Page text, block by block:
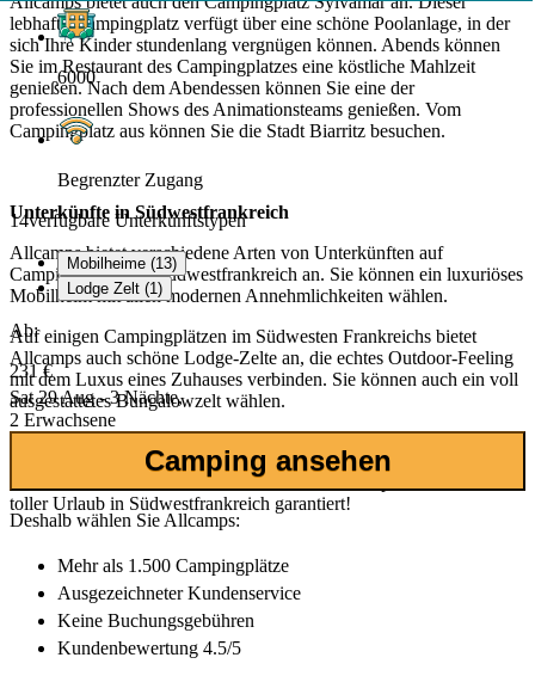
lebhafte Campingplatz verfügt über eine schöne Poolanlage, in der
sich Ihre Kinder stundenlang vergnügen können. Abends können
Sie im Restaurant des Campingplatzes eine köstliche Mahlzeit
genießen. Nach dem Abendessen können Sie eine der
professionellen Shows des Animationsteams genießen. Vom
Campingplatz aus können Sie die Stadt Biarritz besuchen.
Unterkünfte in Südwestfrankreich
Allcamps bietet verschiedene Arten von Unterkünften auf
Campingplätzen in Südwestfrankreich an. Sie können ein luxuriöses
Mobilheim mit allen modernen Annehmlichkeiten wählen.
Auf einigen Campingplätzen im Südwesten Frankreichs bietet
Allcamps auch schöne Lodge-Zelte an, die echtes Outdoor-Feeling
mit dem Luxus eines Zuhauses verbinden. Sie können auch ein voll
ausgestattetes Bungalowzelt wählen.
Wie auch immer Sie sich entscheiden, mit Allcamps ist Ihnen ein
toller Urlaub in Südwestfrankreich garantiert!
6000
Begrenzter Zugang
14verfügbare Unterkunftstypen
Mobilheime (13)
Lodge Zelt (1)
Ab:
231 €
Sat 29 Aug - 3 Nächte,
2 Erwachsene
Camping ansehen
Deshalb wählen Sie Allcamps:
Mehr als 1.500 Campingplätze
AusgezeichneterKundenservice
Keine Buchungsgebühren
Kundenbewertung 4.5/5